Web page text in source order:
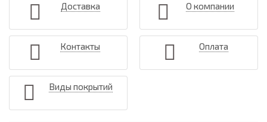
Доставка О компании
Контакты Оплата
Виды покрытий